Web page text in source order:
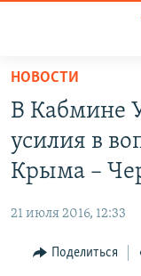
Вернуться
основному
содержанию
Вернутся
главной
Вернутся
НОВОСТИ
11 ЛЕТ
ВОДА
ЕЩЕ
ИНТЕРАКТИВ
РАДІО СВОБОДА
НОВОСТИ
В Кабмине
усилия в
Крыма –
21 июля 2016, 12:33
Поделиться